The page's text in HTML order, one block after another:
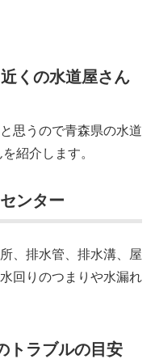
くの水道屋さん
思うので青森県の水道
紹介します。
ンター
、排水管、排水溝、屋
回りのつまりや水漏れ
トラブルの目安